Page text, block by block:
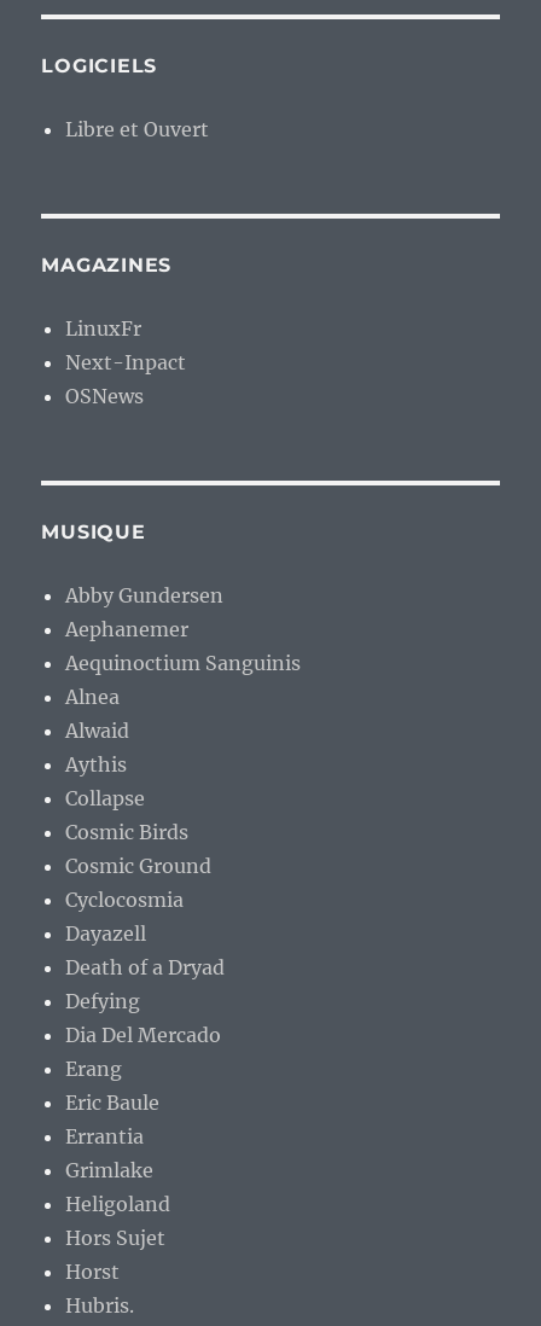
LOGICIELS
Libre et Ouvert
MAGAZINES
LinuxFr
Next-Inpact
OSNews
MUSIQUE
Abby Gundersen
Aephanemer
Aequinoctium Sanguinis
Alnea
Alwaid
Aythis
Collapse
Cosmic Birds
Cosmic Ground
Cyclocosmia
Dayazell
Death of a Dryad
Defying
Dia Del Mercado
Erang
Eric Baule
Errantia
Grimlake
Heligoland
Hors Sujet
Horst
Hubris.